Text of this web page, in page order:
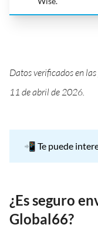
Datos verificados en
11 de abril de 2026.
📲 Te puede
¿Es seguro
Global66?